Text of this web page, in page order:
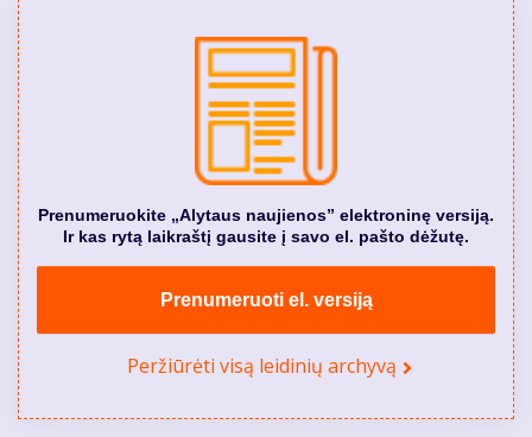
Prenumeruokite „Alytaus naujienos” elektroninę versiją.
Ir kas rytą laikraštį gausite į savo el. pašto dėžutę.
Prenumeruoti el. versiją
Peržiūrėti visą leidinių archyvą